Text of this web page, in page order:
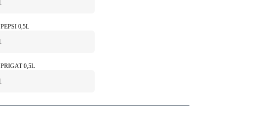
PEPSI 0,5L
PRIGAT 0,5L